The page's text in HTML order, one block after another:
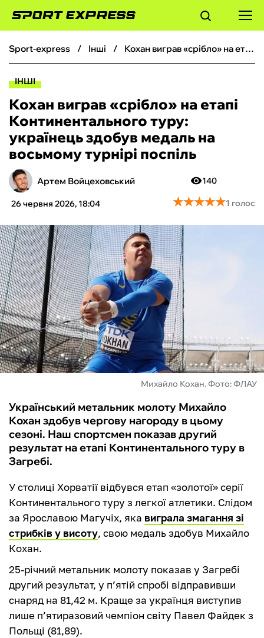
ФУТБОЛ
БОКС
ХОКЕЙ
ТЕНІС
КІБЕРСПОРТ
ЧС-2026
ФУТЗАЛ
ІНШІ
БУКМЕКЕРИ
sport-express інші Кохан виграв «срібло» на етапі Континентального туру: українець здобув медаль на восьмому турнірі поспіль
ІНШІ
Кохан виграв «срібло» на етапі
Континентального туру:
українець здобув медаль на
восьмому турнірі поспіль
Артем Войцеховський
26 червня 2026, 18:04
140
★★★★★
★★★★★1 голос
Михайло Кохан. Фото: ФЛАУ
Український метальник молоту Михайло
Кохан здобув чергову нагороду в цьому
сезоні. Наш спортсмен показав другий
результат на етапі Континентального туру в
Загребі.
У столиці Хорватії відбувся етап «золотої» серії
Континентального туру з легкої атлетики. Слідом
за Ярославою Магучіх, яка виграла змагання зі
стрибків у висоту, свою медаль здобув Михайло
Кохан.
25-річний метальник молоту показав у Загребі
другий результат, у п’ятій спробі відправивши
снаряд на 81,42 м. Краще за українця виступив
лише п’ятиразовий чемпіон світу Павел Файдек з
Польщі (81,89).